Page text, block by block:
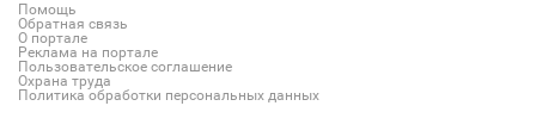
Помощь
Обратная связь
О портале
Реклама на портале
Пользовательское соглашение
Охрана труда
Политика обработки персональных данных